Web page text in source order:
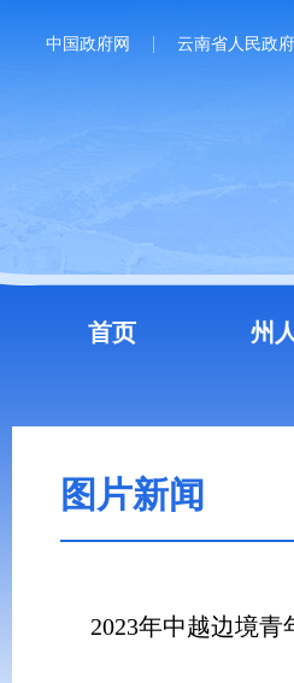
中国政府网 云南省人民政
首页 州
图片新闻
2023年中越边境